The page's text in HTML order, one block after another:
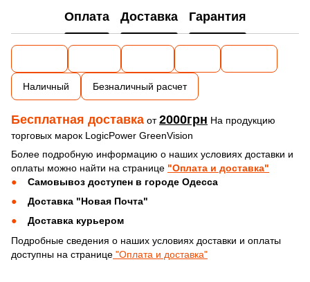
Оплата Доставка Гарантия
Наличный Безналичный расчет
Бесплатная доставка от2000грн На продукцию
торговых марок LogicPower GreenVision
Более подробную информацию о наших условиях доставки и
оплаты можно найти на странице "Оплата и доставка"
Самовывоз доступен в городе Одесса
Доставка "Новая Почта"
Доставка курьером
Подробные сведения о наших условиях доставки и оплаты
доступны на странице "Оплата и доставка"